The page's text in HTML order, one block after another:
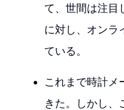
て、世間は注目
に対し、オンラ
ている。
これまで時計メ
きた。しかし、